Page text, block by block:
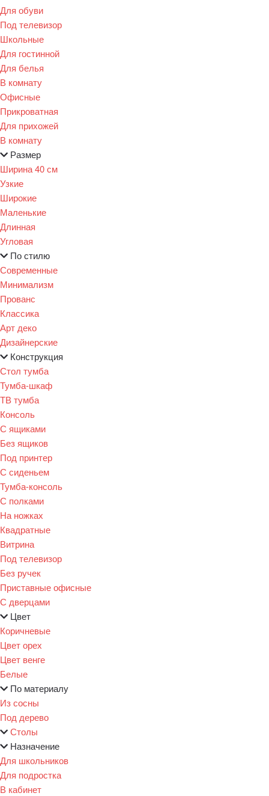
Для обуви
Под телевизор
Школьные
Для гостинной
Для белья
В комнату
Офисные
Прикроватная
Для прихожей
В комнату
Размер
Ширина 40 см
Узкие
Широкие
Маленькие
Длинная
Угловая
По стилю
Современные
Минимализм
Прованс
Классика
Арт деко
Дизайнерские
Конструкция
Стол тумба
Тумба-шкаф
ТВ тумба
Консоль
С ящиками
Без ящиков
Под принтер
С сиденьем
Тумба-консоль
С полками
На ножках
Квадратные
Витрина
Под телевизор
Без ручек
Приставные офисные
С дверцами
Цвет
Коричневые
Цвет орех
Цвет венге
Белые
По материалу
Из сосны
Под дерево
Столы
Назначение
Для школьников
Для подростка
В кабинет